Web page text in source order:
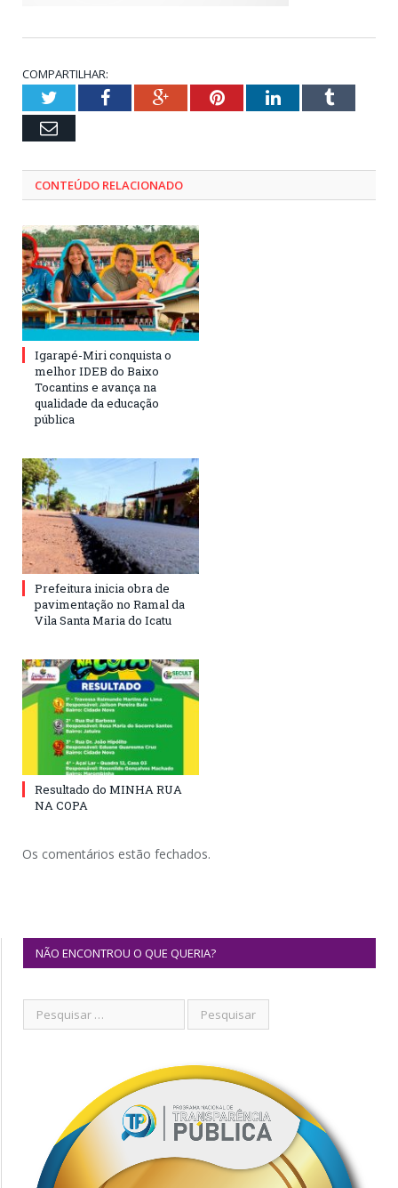
COMPARTILHAR:
TwitterFacebookGoogle+PinterestLinkedInTumblr
Email
CONTEÚDO RELACIONADO
Igarapé-Miri conquista o
melhor IDEB do Baixo
Tocantins e avança na
qualidade da educação
pública
Prefeitura inicia obra de
pavimentação no Ramal da
Vila Santa Maria do Icatu
Resultado do MINHA RUA
NA COPA
Os comentários estão fechados.
NÃO ENCONTROU O QUE QUERIA?